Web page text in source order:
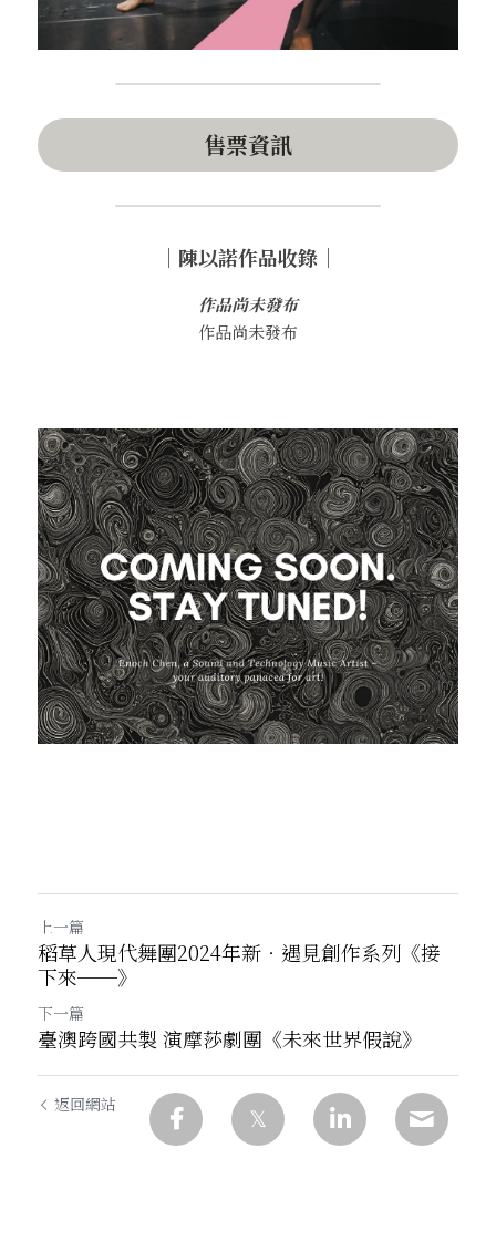
售票資訊
｜陳以諾作品收錄｜
作品尚未發布
作品尚未發布
上一篇
稻草人現代舞團2024年新‧遇見創作系列《接
下來──》
下一篇
臺澳跨國共製 演摩莎劇團《未來世界假說》
返回網站